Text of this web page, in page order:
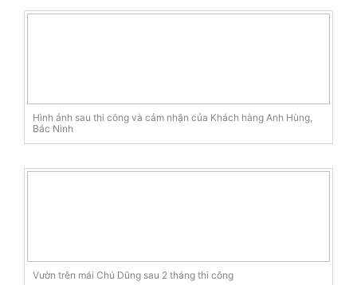
Hình ảnh sau thi công và cảm nhận của Khách hàng Anh Hùng,
Bắc Ninh
Vườn trên mái Chú Dũng sau 2 tháng thi công